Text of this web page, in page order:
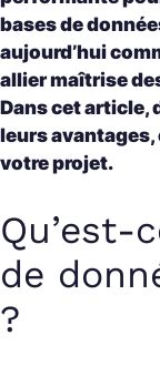
bases de
aujourd’hui
allier maîtrise
Dans cet article,
leurs avantages,
votre projet.
Qu’est-
de
?